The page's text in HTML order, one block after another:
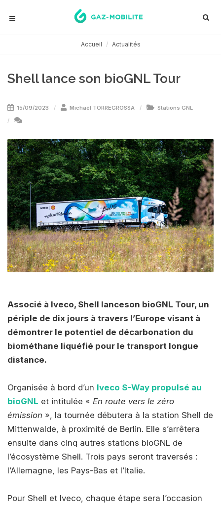
Accueil Actualités
Shell lance son bioGNL Tour
15/09/2023 Michaël TORREGROSSA Stations GNL
Associé à Iveco, Shell lanceson bioGNL Tour, un
périple de dix jours à travers l’Europe visant à
démontrer le potentiel de décarbonation du
biométhane liquéfié pour le transport longue
distance.
Organisée à bord d’un Iveco S-Way propulsé au
bioGNL et intitulée « En route vers le zéro
émission », la tournée débutera à la station Shell de
Mittenwalde, à proximité de Berlin. Elle s’arrêtera
ensuite dans cinq autres stations bioGNL de
l’écosystème Shell. Trois pays seront traversés :
l’Allemagne, les Pays-Bas et l’Italie.
Pour Shell et Iveco, chaque étape sera l’occasion